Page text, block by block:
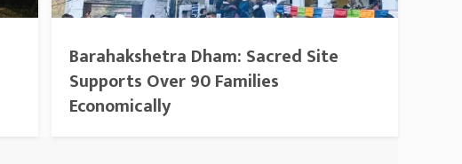
Barahakshetra Dham: Sacred Site
Supports Over 90 Families
Economically